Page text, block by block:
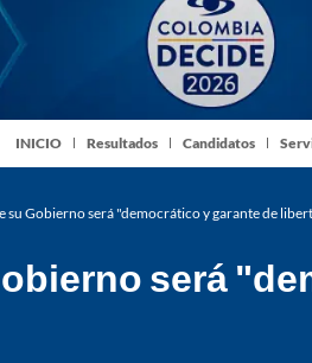
INICIO Resultados Candidatos
su Gobierno será "democrático y garante de
será